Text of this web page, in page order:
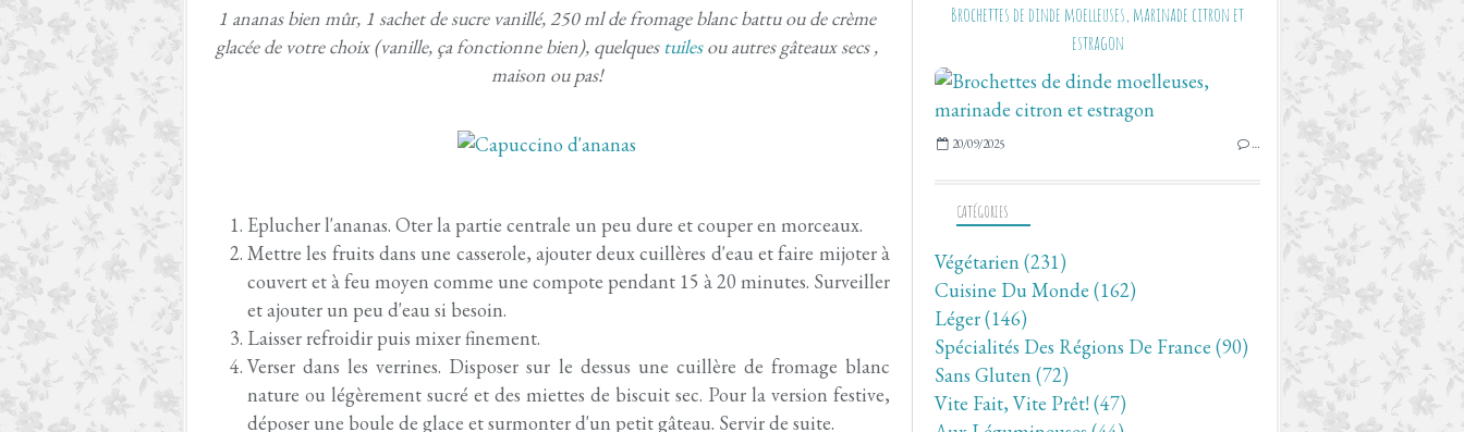
1 ananas bien mûr, 1 sachet de sucre vanillé, 250 ml de fromage blanc battu ou de crème
glacée de votre choix (vanille, ça fonctionne bien), quelques tuilesou autres gâteaux secs ,
maison ou pas!
Eplucher l'ananas. Oter la partie centrale un peu dure et couper en morceaux.
Mettre les fruits dans une casserole, ajouter deux cuillères d'eau et faire mijoter à
couvert et à feu moyen comme une compote pendant 15 à 20 minutes. Surveiller
et ajouter un peu d'eau si besoin.
Laisser refroidir puis mixer finement.
Verser dans les verrines. Disposer sur le dessus une cuillère de fromage blanc
nature ou légèrement sucré et des miettes de biscuit sec. Pour la version festive,
déposer une boule de glace et surmonter d'un petit gâteau. Servir de suite.
Brochettes de dinde moelleuses, marinade citron et
estragon
20/09/2025 …
CATÉGORIES
Végétarien (231)
Cuisine Du Monde (162)
Léger(146)
Spécialités Des Régions De France (90)
Sans Gluten (72)
Vite Fait, Vite Prêt!(47)